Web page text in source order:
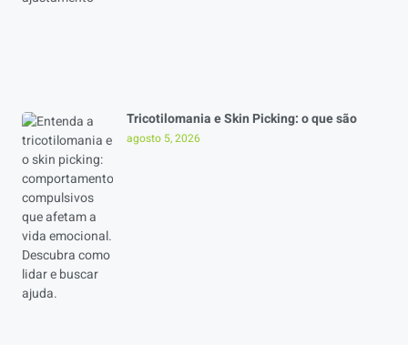
Tricotilomania e Skin Picking: o que são
agosto 5, 2026